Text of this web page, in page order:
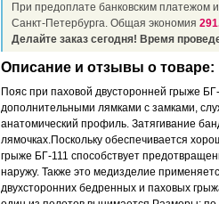
При предоплате банковским платежом
Санкт-Петербурга. Общая экономия
Делайте заказ сегодня! Время
Описание и отзывы о товаре:
Пояс при паховой двусторонней грыже
дополнительными лямками с замками,
анатомический профиль. Затягивание
лямочках.Поскольку обеспечивается
грыже БГ-111 способствует
наружу. Также это медизделие
двухсторонних бедренных и паховых